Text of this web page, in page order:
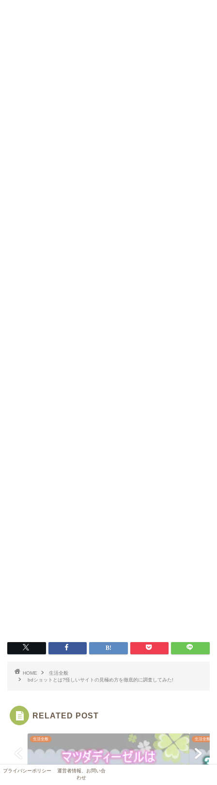
HOME
生活全般
bdショットとは?怪しいサイトの見極め方を徹底的に調査してみた!
RELATED POST
生活全般 生活全般
プライバシーポリシー
運営者情報、お問い合
わせ